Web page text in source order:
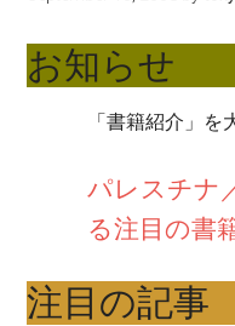
お知らせ
「書籍紹介」を
パレスチナ
る注目の書
注目の記事